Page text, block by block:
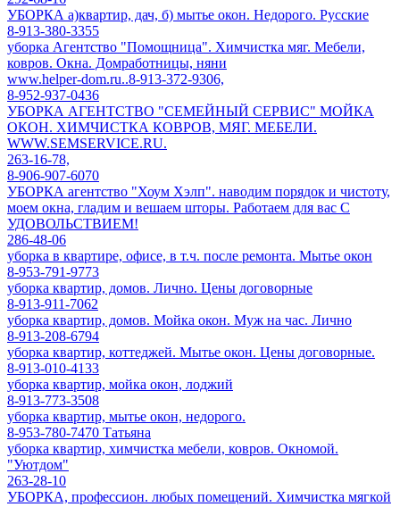
УБОРКА а)квартир, дач, б) мытье окон. Недорого. Русские
8-913-380-3355
уборка Агентство "Помощница". Химчистка мяг. Мебели,
ковров. Окна. Домработницы, няни
www.helper-dom.ru..8-913-372-9306,
8-952-937-0436
УБОРКА АГЕНТСТВО "СЕМЕЙНЫЙ СЕРВИС" МОЙКА
ОКОН. ХИМЧИСТКА КОВРОВ, МЯГ. МЕБЕЛИ.
WWW.SEMSERVICE.RU.
263-16-78,
8-906-907-6070
УБОРКА агентство "Хоум Хэлп". наводим порядок и чистоту,
моем окна, гладим и вешаем шторы. Работаем для вас С
УДОВОЛЬСТВИЕМ!
286-48-06
уборка в квартире, офисе, в т.ч. после ремонта. Мытье окон
8-953-791-9773
уборка квартир, домов. Лично. Цены договорные
8-913-911-7062
уборка квартир, домов. Мойка окон. Муж на час. Лично
8-913-208-6794
уборка квартир, коттеджей. Мытье окон. Цены договорные.
8-913-010-4133
уборка квартир, мойка окон, лоджий
8-913-773-3508
уборка квартир, мытье окон, недорого.
8-953-780-7470 Татьяна
уборка квартир, химчистка мебели, ковров. Окномой.
"Уютдом"
263-28-10
УБОРКА, профессион. любых помещений. Химчистка мягкой